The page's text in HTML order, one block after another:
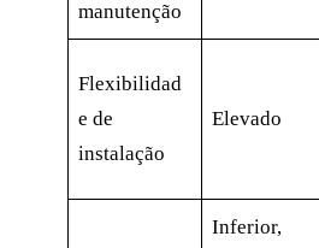
manutenção
Flexibilidad
e de
instalação
Elevado
Inferior,